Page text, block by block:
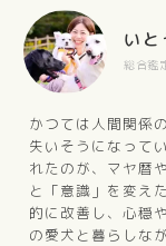
いと
総合鑑
かつては人間関係
失いそうになって
れたのが、マヤ暦
と「意識」を変え
的に改善し、心穏
の愛犬と暮らしな